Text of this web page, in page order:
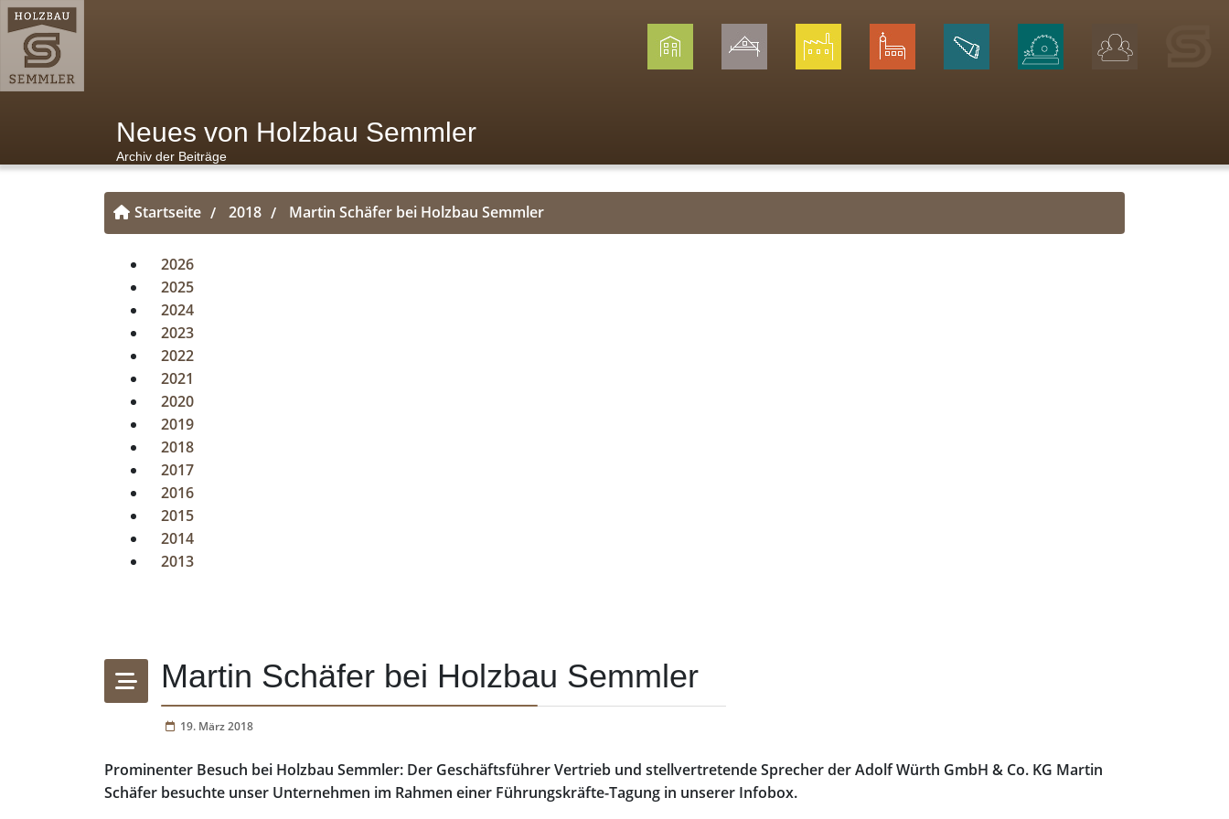
Neues von Holzbau Semmler
Archiv der Beiträge
Startseite / 2018 / Martin Schäfer bei Holzbau Semmler
2026
2025
2024
2023
2022
2021
2020
2019
2018
2017
2016
2015
2014
2013
Martin Schäfer bei Holzbau Semmler
19. März 2018
Prominenter Besuch bei Holzbau Semmler: Der Geschäftsführer Vertrieb und stellvertretende Sprecher der Adolf Würth GmbH & Co. KG Martin
Schäfer besuchte unser Unternehmen im Rahmen einer Führungskräfte-Tagung in unserer Infobox.